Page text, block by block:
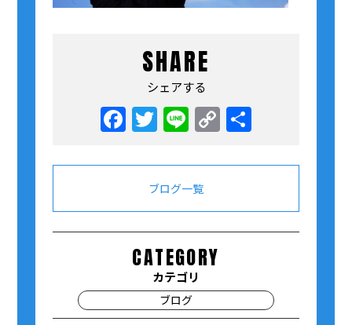
SHARE
シェアする
Facebook
Twitter
LineCopy
ブログ一覧
CATEGORY
カテゴリ
ブログ